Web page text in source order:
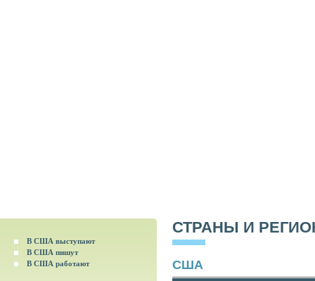
В США выступают
В США пишут
В США работают
СТРАНЫ И
США